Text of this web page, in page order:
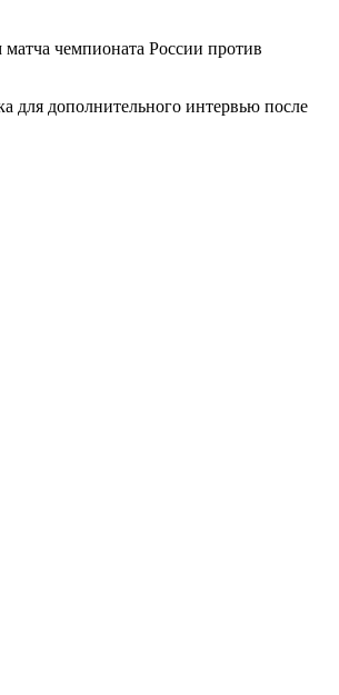
чемпионата России против
для дополнительного интервью после